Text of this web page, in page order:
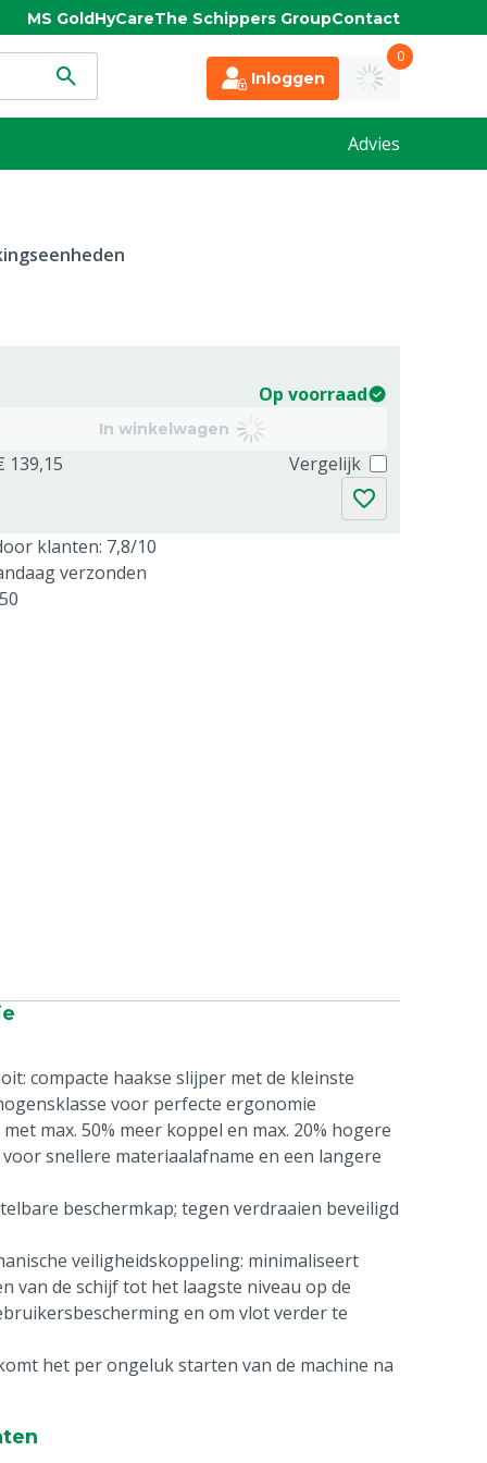
MS GoldHyCareThe Schippers GroupContact
Inloggen
0
Advies
Op voorraad
In winkelwagen
139,15 Vergelijk
klanten: 7,8/10
verzonden
compacte haakse slijper met de kleinste
voor perfecte ergonomie
max. 50% meer koppel en max. 20% hogere
snellere materiaalafname en een langere
beschermkap; tegen verdraaien beveiligd
veiligheidskoppeling: minimaliseert
van de schijf tot het laagste niveau op de
en om vlot verder te
het per ongeluk starten van de machine na
het doorslijpen